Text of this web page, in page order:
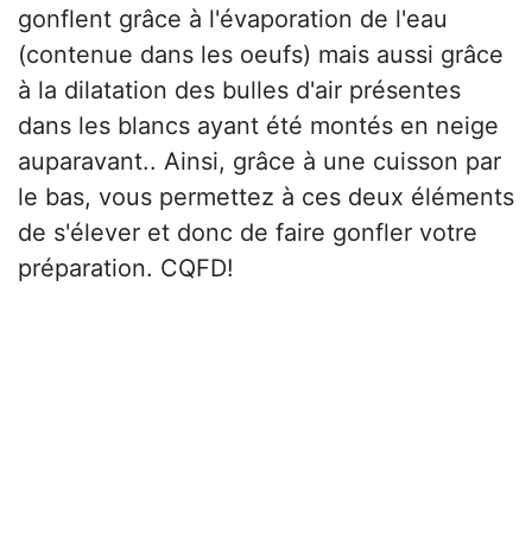
gonflent grâce à l'évaporation de l'eau
(contenue dans les oeufs) mais aussi grâce
à la dilatation des bulles d'air présentes
dans les blancs ayant été montés en neige
auparavant.. Ainsi, grâce à une cuisson par
le bas, vous permettez à ces deux éléments
de s'élever et donc de faire gonfler votre
préparation. CQFD!